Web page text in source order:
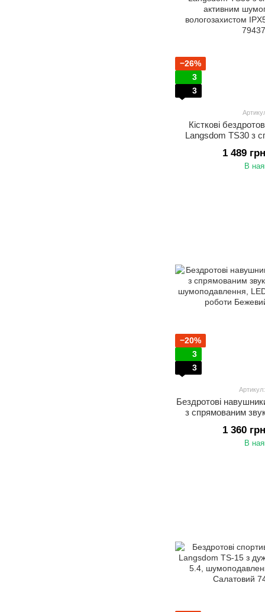
−26%
3
3
Кісткові
Langsdom TS30 з
вологозахистом
1 489 грн
В
−20%
3
3
Бездротові
з спрямованим
годин
1 360 грн
В